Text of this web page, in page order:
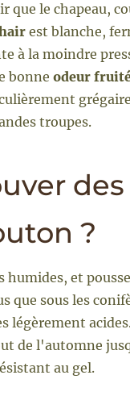
que le chapeau,
est blanche,
à la moindre
bonne odeur
troupes.
?
humides, et
que sous les
légèrement
de l'automne
au gel.
de